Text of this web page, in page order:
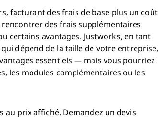
facturant des frais de base plus un coût
des frais supplémentaires
certains avantages. Justworks, en tant
dépend de la taille de votre entreprise,
essentiels — mais vous pourriez
les modules complémentaires ou les
au prix affiché. Demandez un devis